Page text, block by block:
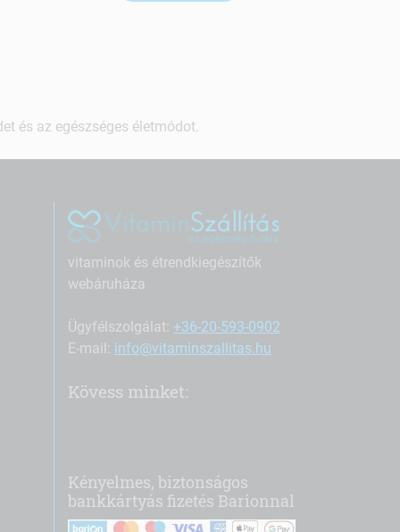
és az egészséges életmódot.
vitaminok és étrendkiegészítők
webáruháza
Ügyfélszolgálat: +36-20-593-0902
E-mail: info@vitaminszallitas.hu
Kövess minket:
Kényelmes, biztonságos
bankkártyás fizetés Barionnal